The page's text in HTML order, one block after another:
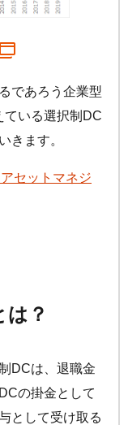
であろう企業型
ている選択制DC
きます。
セットマネジ
は？
DCは、退職金
の掛金として
として受け取る